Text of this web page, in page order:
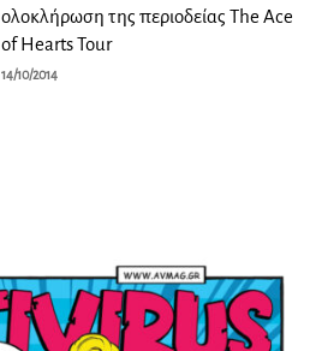
ολοκλήρωση της περιοδείας The Ace
of Hearts Tour
14/10/2014